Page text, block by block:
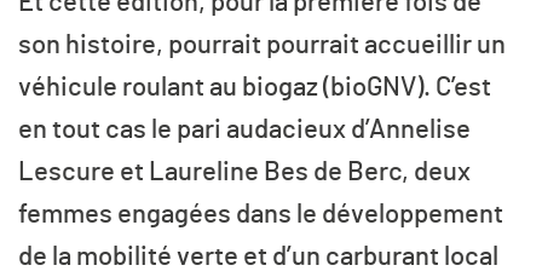
son histoire, pourrait pourrait accueillir un
véhicule roulant au biogaz (bioGNV). C’est
en tout cas le pari audacieux d’Annelise
Lescure et Laureline Bes de Berc, deux
femmes engagées dans le développement
de la mobilité verte et d’un carburant local